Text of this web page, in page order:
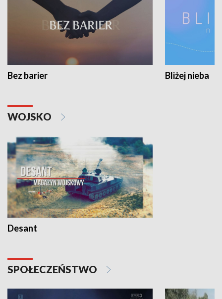
Bez barier Bliżej nieba
WOJSKO
Desant
SPOŁECZEŃSTWO